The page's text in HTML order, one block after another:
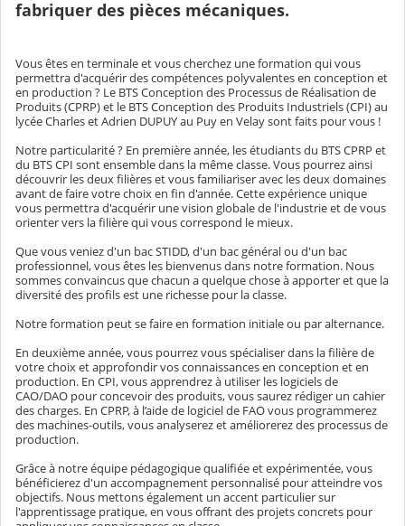
fabriquer des pièces mécaniques.
Vous êtes en terminale et vous cherchez une formation qui vous
permettra d'acquérir des compétences polyvalentes en conception et
en production ? Le BTS Conception des Processus de Réalisation de
Produits (CPRP) et le BTS Conception des Produits Industriels (CPI) au
lycée Charles et Adrien DUPUY au Puy en Velay sont faits pour vous !
Notre particularité ? En première année, les étudiants du BTS CPRP et
du BTS CPI sont ensemble dans la même classe. Vous pourrez ainsi
découvrir les deux filières et vous familiariser avec les deux domaines
avant de faire votre choix en fin d'année. Cette expérience unique
vous permettra d'acquérir une vision globale de l'industrie et de vous
orienter vers la filière qui vous correspond le mieux.
Que vous veniez d'un bac STIDD, d'un bac général ou d'un bac
professionnel, vous êtes les bienvenus dans notre formation. Nous
sommes convaincus que chacun a quelque chose à apporter et que la
diversité des profils est une richesse pour la classe.
Notre formation peut se faire en formation initiale ou par alternance.
En deuxième année, vous pourrez vous spécialiser dans la filière de
votre choix et approfondir vos connaissances en conception et en
production. En CPI, vous apprendrez à utiliser les logiciels de
CAO/DAO pour concevoir des produits, vous saurez rédiger un cahier
des charges. En CPRP, à l’aide de logiciel de FAO vous programmerez
des machines-outils, vous analyserez et améliorerez des processus de
production.
Grâce à notre équipe pédagogique qualifiée et expérimentée, vous
bénéficierez d'un accompagnement personnalisé pour atteindre vos
objectifs. Nous mettons également un accent particulier sur
l'apprentissage pratique, en vous offrant des projets concrets pour